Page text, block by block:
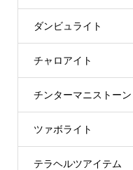
ダンビュライト
チャロアイト
チンターマニストーン
ツァボライト
テラヘルツアイテム